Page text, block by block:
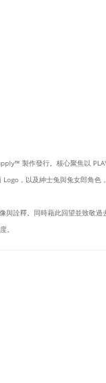
製作發行。核心聚焦以
，以及紳士兔與兔女郎角色
詮釋。同時藉此回望並致敬
。